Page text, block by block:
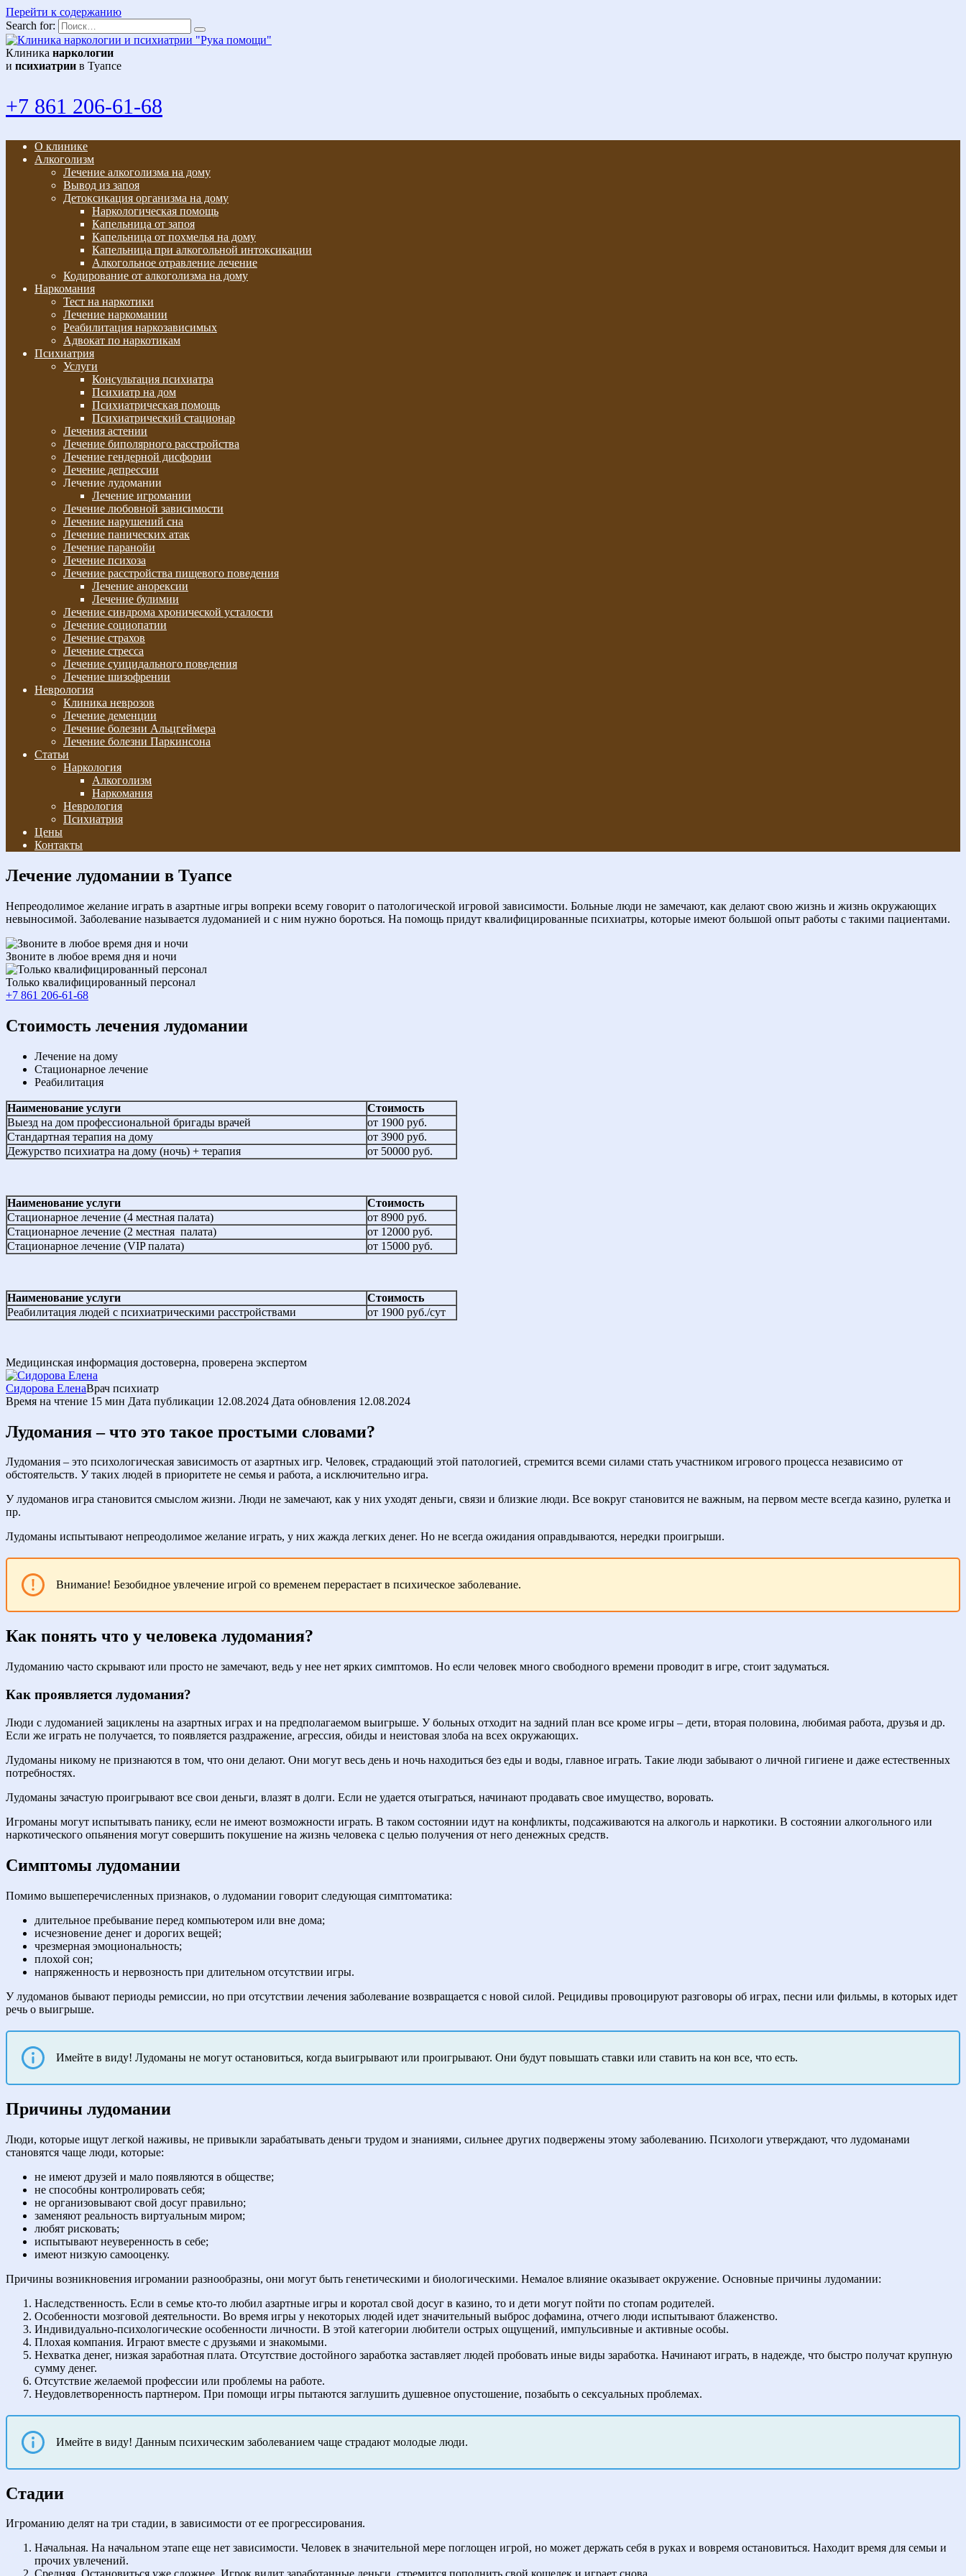
Перейти к содержанию
Search for:
Клиника наркологии
и психиатрии в Туапсе
+7 861 206-61-68
О клинике
Алкоголизм
Лечение алкоголизма на дому
Вывод из запоя
Детоксикация организма на дому
Наркологическая помощь
Капельница от запоя
Капельница от похмелья на дому
Капельница при алкогольной интоксикации
Алкогольное отравление лечение
Кодирование от алкоголизма на дому
Наркомания
Тест на наркотики
Лечение наркомании
Реабилитация наркозависимых
Адвокат по наркотикам
Психиатрия
Услуги
Консультация психиатра
Психиатр на дом
Психиатрическая помощь
Психиатрический стационар
Лечения астении
Лечение биполярного расстройства
Лечение гендерной дисфории
Лечение депрессии
Лечение лудомании
Лечение игромании
Лечение любовной зависимости
Лечение нарушений сна
Лечение панических атак
Лечение паранойи
Лечение психоза
Лечение расстройства пищевого поведения
Лечение анорексии
Лечение булимии
Лечение синдрома хронической усталости
Лечение социопатии
Лечение страхов
Лечение стресса
Лечение суицидального поведения
Лечение шизофрении
Неврология
Клиника неврозов
Лечение деменции
Лечение болезни Альцгеймера
Лечение болезни Паркинсона
Статьи
Наркология
Алкоголизм
Наркомания
Неврология
Психиатрия
Цены
Контакты
Лечение лудомании в Туапсе
Непреодолимое желание играть в азартные игры вопреки всему говорит о патологической игровой зависимости. Больные люди не замечают, как делают свою жизнь и жизнь окружающих
невыносимой. Заболевание называется лудоманией и с ним нужно бороться. На помощь придут квалифицированные психиатры, которые имеют большой опыт работы с такими пациентами.
Звоните в любое время дня и ночи
Только квалифицированный персонал
+7 861 206-61-68
Cтоимость лечения лудомании
Лечение на дому
Стационарное лечение
Реабилитация
Наименование услуги
Стоимость
Выезд на дом профессиональной бригады врачей
от 1900 руб.
Стандартная терапия на дому
от 3900 руб.
Дежурство психиатра на дому (ночь) + терапия
от 50000 руб.
Наименование услуги
Стоимость
Стационарное лечение (4 местная палата)
от 8900 руб.
Стационарное лечение (2 местная палата)
от 12000 руб.
Стационарное лечение (VIP палата)
от 15000 руб.
Наименование услуги
Стоимость
Реабилитация людей с психиатрическими расстройствами
от 1900 руб./сут
Медицинская информация достоверна, проверена экспертом
Сидорова ЕленаВрач психиатр
Время на чтение 15 мин Дата публикации 12.08.2024 Дата обновления 12.08.2024
Лудомания – что это такое простыми словами?
Лудомания – это психологическая зависимость от азартных игр. Человек, страдающий этой патологией, стремится всеми силами стать участником игрового процесса независимо от
обстоятельств. У таких людей в приоритете не семья и работа, а исключительно игра.
У лудоманов игра становится смыслом жизни. Люди не замечают, как у них уходят деньги, связи и близкие люди. Все вокруг становится не важным, на первом месте всегда казино, рулетка и
пр.
Лудоманы испытывают непреодолимое желание играть, у них жажда легких денег. Но не всегда ожидания оправдываются, нередки проигрыши.
Внимание! Безобидное увлечение игрой со временем перерастает в психическое заболевание.
Как понять что у человека лудомания?
Лудоманию часто скрывают или просто не замечают, ведь у нее нет ярких симптомов. Но если человек много свободного времени проводит в игре, стоит задуматься.
Как проявляется лудомания?
Люди с лудоманией зациклены на азартных играх и на предполагаемом выигрыше. У больных отходит на задний план все кроме игры – дети, вторая половина, любимая работа, друзья и др.
Если же играть не получается, то появляется раздражение, агрессия, обиды и неистовая злоба на всех окружающих.
Лудоманы никому не признаются в том, что они делают. Они могут весь день и ночь находиться без еды и воды, главное играть. Такие люди забывают о личной гигиене и даже естественных
потребностях.
Лудоманы зачастую проигрывают все свои деньги, влазят в долги. Если не удается отыграться, начинают продавать свое имущество, воровать.
Игроманы могут испытывать панику, если не имеют возможности играть. В таком состоянии идут на конфликты, подсаживаются на алкоголь и наркотики. В состоянии алкогольного или
наркотического опьянения могут совершить покушение на жизнь человека с целью получения от него денежных средств.
Симптомы лудомании
Помимо вышеперечисленных признаков, о лудомании говорит следующая симптоматика:
длительное пребывание перед компьютером или вне дома;
исчезновение денег и дорогих вещей;
чрезмерная эмоциональность;
плохой сон;
напряженность и нервозность при длительном отсутствии игры.
У лудоманов бывают периоды ремиссии, но при отсутствии лечения заболевание возвращается с новой силой. Рецидивы провоцируют разговоры об играх, песни или фильмы, в которых идет
речь о выигрыше.
Имейте в виду! Лудоманы не могут остановиться, когда выигрывают или проигрывают. Они будут повышать ставки или ставить на кон все, что есть.
Причины лудомании
Люди, которые ищут легкой наживы, не привыкли зарабатывать деньги трудом и знаниями, сильнее других подвержены этому заболеванию. Психологи утверждают, что лудоманами
становятся чаще люди, которые:
не имеют друзей и мало появляются в обществе;
не способны контролировать себя;
не организовывают свой досуг правильно;
заменяют реальность виртуальным миром;
любят рисковать;
испытывают неуверенность в себе;
имеют низкую самооценку.
Причины возникновения игромании разнообразны, они могут быть генетическими и биологическими. Немалое влияние оказывает окружение. Основные причины лудомании:
Наследственность. Если в семье кто-то любил азартные игры и коротал свой досуг в казино, то и дети могут пойти по стопам родителей.
Особенности мозговой деятельности. Во время игры у некоторых людей идет значительный выброс дофамина, отчего люди испытывают блаженство.
Индивидуально-психологические особенности личности. В этой категории любители острых ощущений, импульсивные и активные особы.
Плохая компания. Играют вместе с друзьями и знакомыми.
Нехватка денег, низкая заработная плата. Отсутствие достойного заработка заставляет людей пробовать иные виды заработка. Начинают играть, в надежде, что быстро получат крупную
сумму денег.
Отсутствие желаемой профессии или проблемы на работе.
Неудовлетворенность партнером. При помощи игры пытаются заглушить душевное опустошение, позабыть о сексуальных проблемах.
Имейте в виду! Данным психическим заболеванием чаще страдают молодые люди.
Стадии
Игроманию делят на три стадии, в зависимости от ее прогрессирования.
Начальная. На начальном этапе еще нет зависимости. Человек в значительной мере поглощен игрой, но может держать себя в руках и вовремя остановиться. Находит время для семьи и
прочих увлечений.